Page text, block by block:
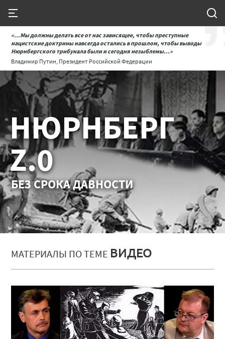
«...Мы должны делать все от нас зависящее, чтобы преступные
нацистские доктрины навсегда остались в прошлом, чтобы выводы
Нюрнбергского трибунала были и сегодня незыблемы...»
Владимир Путин, Президент Российской Федерации
НЮРНБЕРГ
Z.0
БЕЗ СРОКА ДАВНОСТИ
МАТЕРИАЛЫ ПО ТЕМЕ ВИДЕО